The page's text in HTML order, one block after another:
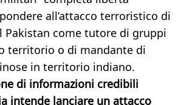
all’attacco terroristico di
Pakistan come tutore di gruppi
territorio o di mandante di
in territorio indiano.
di informazioni credibili
intende lanciare un attacco